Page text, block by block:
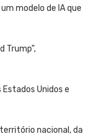
modelo de IA que
Trump”,
Unidos e
nacional, da